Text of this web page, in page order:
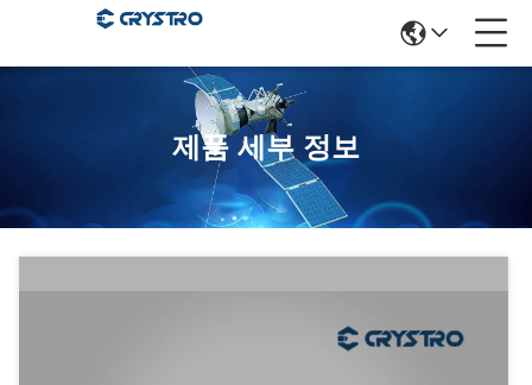
제품 세부 정보